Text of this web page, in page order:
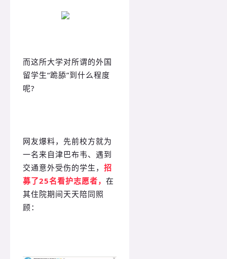
而这所大学对所谓的外国
留学生“跪舔”到什么程度
呢?
网友爆料，先前校方就为
一名来自津巴布韦、遇到
交通意外受伤的学生， 招
募了25名看护志愿者， 在
其住院期间天天陪同照
顾：